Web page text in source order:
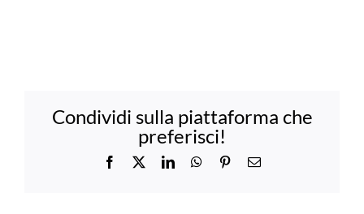
Condividi sulla piattaforma che
preferisci!
Facebook LinkedInWhatsApp
PinterestEmail